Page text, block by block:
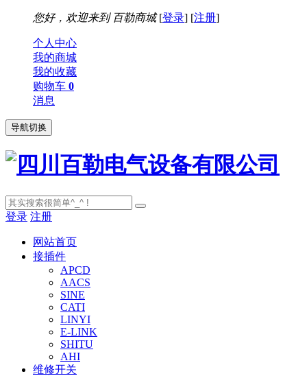
您好，欢迎来到 百勒商城[登录] [注册]
个人中心
我的商城
我的收藏
购物车 0
消息
导航切换
登录 注册
网站首页
接插件
APCD
AACS
SINE
CATI
LINYI
E-LINK
SHITU
AHI
维修开关